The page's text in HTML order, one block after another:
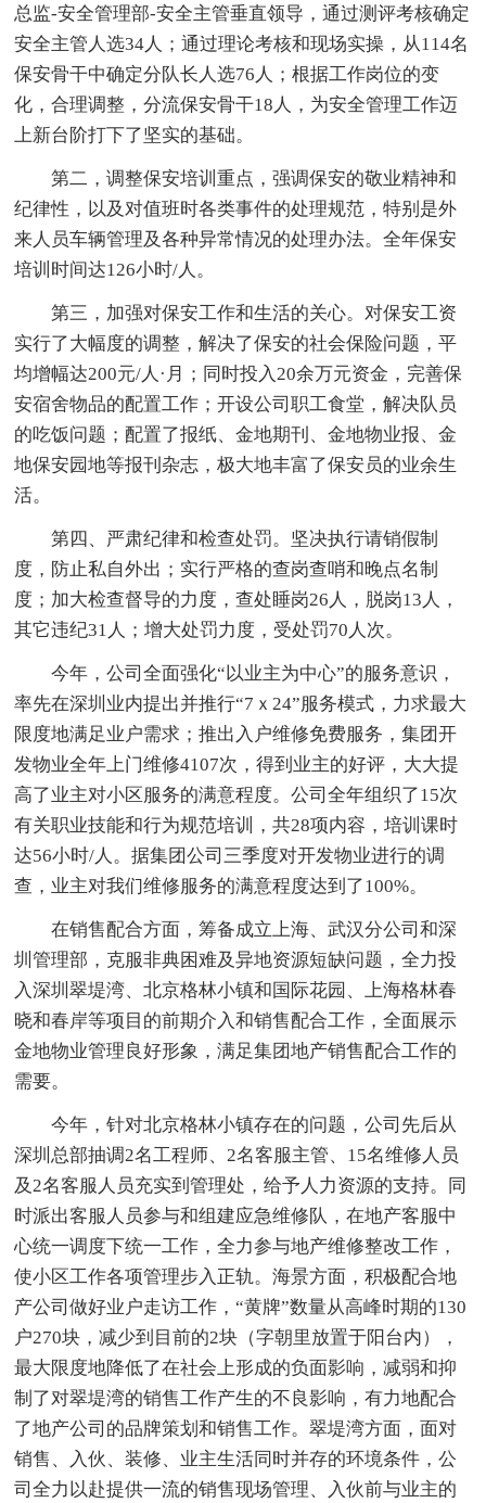
总监-安全管理部-安全主管垂直领导，通过测评考核确定
安全主管人选34人；通过理论考核和现场实操，从114名
保安骨干中确定分队长人选76人；根据工作岗位的变
化，合理调整，分流保安骨干18人，为安全管理工作迈
上新台阶打下了坚实的基础。
第二，调整保安培训重点，强调保安的敬业精神和
纪律性，以及对值班时各类事件的处理规范，特别是外
来人员车辆管理及各种异常情况的处理办法。全年保安
培训时间达126小时/人。
第三，加强对保安工作和生活的关心。对保安工资
实行了大幅度的调整，解决了保安的社会保险问题，平
均增幅达200元/人·月；同时投入20余万元资金，完善保
安宿舍物品的配置工作；开设公司职工食堂，解决队员
的吃饭问题；配置了报纸、金地期刊、金地物业报、金
地保安园地等报刊杂志，极大地丰富了保安员的业余生
活。
第四、严肃纪律和检查处罚。坚决执行请销假制
度，防止私自外出；实行严格的查岗查哨和晚点名制
度；加大检查督导的力度，查处睡岗26人，脱岗13人，
其它违纪31人；增大处罚力度，受处罚70人次。
今年，公司全面强化“以业主为中心”的服务意识，
率先在深圳业内提出并推行“7ｘ24”服务模式，力求最大
限度地满足业户需求；推出入户维修免费服务，集团开
发物业全年上门维修4107次，得到业主的好评，大大提
高了业主对小区服务的满意程度。公司全年组织了15次
有关职业技能和行为规范培训，共28项内容，培训课时
达56小时/人。据集团公司三季度对开发物业进行的调
查，业主对我们维修服务的满意程度达到了100%。
在销售配合方面，筹备成立上海、武汉分公司和深
圳管理部，克服非典困难及异地资源短缺问题，全力投
入深圳翠堤湾、北京格林小镇和国际花园、上海格林春
晓和春岸等项目的前期介入和销售配合工作，全面展示
金地物业管理良好形象，满足集团地产销售配合工作的
需要。
今年，针对北京格林小镇存在的问题，公司先后从
深圳总部抽调2名工程师、2名客服主管、15名维修人员
及2名客服人员充实到管理处，给予人力资源的支持。同
时派出客服人员参与和组建应急维修队，在地产客服中
心统一调度下统一工作，全力参与地产维修整改工作，
使小区工作各项管理步入正轨。海景方面，积极配合地
产公司做好业户走访工作，“黄牌”数量从高峰时期的130
户270块，减少到目前的2块（字朝里放置于阳台内），
最大限度地降低了在社会上形成的负面影响，减弱和抑
制了对翠堤湾的销售工作产生的不良影响，有力地配合
了地产公司的品牌策划和销售工作。翠堤湾方面，面对
销售、入伙、装修、业主生活同时并存的环境条件，公
司全力以赴提供一流的销售现场管理、入伙前与业主的